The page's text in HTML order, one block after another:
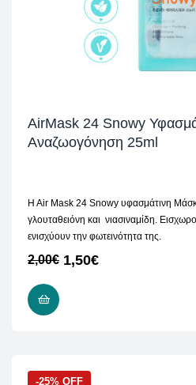
AirMask 24 Snowy
Αναζωογόνηση 25ml
H Air Mask 24 Snowy υφασμάτινη
γλουταθειόνη και νιασιναμίδη.
ενισχύουν την φωτεινότητα της.
2,00€ 1,50€
-25% OFF